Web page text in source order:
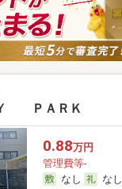
ＰＡＲＫ
0.88万円
管理費等-
なし
なし